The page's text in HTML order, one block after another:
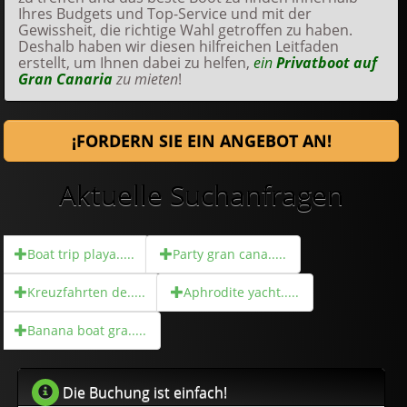
Ihres Budgets und Top-Service und mit der
Gewissheit, die richtige Wahl getroffen zu haben.
Deshalb haben wir diesen hilfreichen Leitfaden
erstellt, um Ihnen dabei zu helfen,einPrivatboot auf
Gran Canariazu mieten!
¡FORDERN SIE EIN ANGEBOT AN!
Aktuelle Suchanfragen
Boat trip playa..... Party gran cana.....
Kreuzfahrten de..... Aphrodite yacht.....
Banana boat gra.....
Die Buchung ist einfach!